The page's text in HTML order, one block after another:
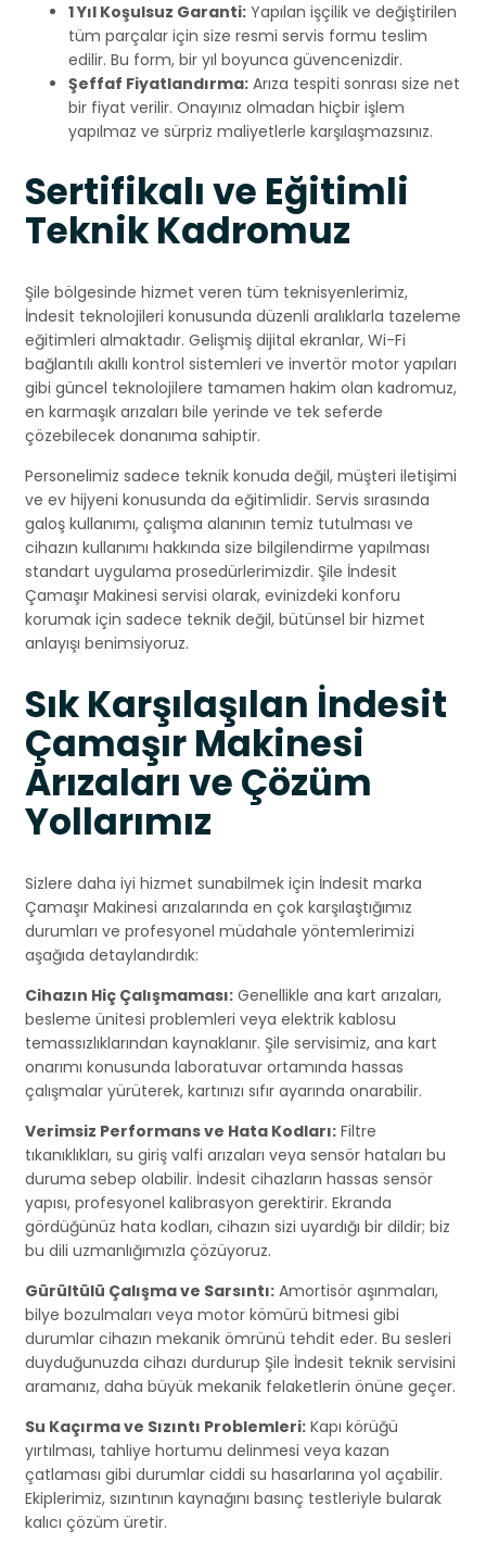
1 Yıl Koşulsuz Garanti: Yapılan işçilik ve değiştirilen
tüm parçalar için size resmi servis formu teslim
edilir. Bu form, bir yıl boyunca güvencenizdir.
Şeffaf Fiyatlandırma: Arıza tespiti sonrası size net
bir fiyat verilir. Onayınız olmadan hiçbir işlem
yapılmaz ve sürpriz maliyetlerle karşılaşmazsınız.
Sertifikalı ve Eğitimli
Teknik Kadromuz
Şile bölgesinde hizmet veren tüm teknisyenlerimiz,
İndesit teknolojileri konusunda düzenli aralıklarla tazeleme
eğitimleri almaktadır. Gelişmiş dijital ekranlar, Wi-Fi
bağlantılı akıllı kontrol sistemleri ve invertör motor yapıları
gibi güncel teknolojilere tamamen hakim olan kadromuz,
en karmaşık arızaları bile yerinde ve tek seferde
çözebilecek donanıma sahiptir.
Personelimiz sadece teknik konuda değil, müşteri iletişimi
ve ev hijyeni konusunda da eğitimlidir. Servis sırasında
galoş kullanımı, çalışma alanının temiz tutulması ve
cihazın kullanımı hakkında size bilgilendirme yapılması
standart uygulama prosedürlerimizdir. Şile İndesit
Çamaşır Makinesi servisi olarak, evinizdeki konforu
korumak için sadece teknik değil, bütünsel bir hizmet
anlayışı benimsiyoruz.
Sık Karşılaşılan İndesit
Çamaşır Makinesi
Arızaları ve Çözüm
Yollarımız
Sizlere daha iyi hizmet sunabilmek için İndesit marka
Çamaşır Makinesi arızalarında en çok karşılaştığımız
durumları ve profesyonel müdahale yöntemlerimizi
aşağıda detaylandırdık:
Cihazın Hiç Çalışmaması: Genellikle ana kart arızaları,
besleme ünitesi problemleri veya elektrik kablosu
temassızlıklarından kaynaklanır. Şile servisimiz, ana kart
onarımı konusunda laboratuvar ortamında hassas
çalışmalar yürüterek, kartınızı sıfır ayarında onarabilir.
Verimsiz Performans ve Hata Kodları: Filtre
tıkanıklıkları, su giriş valfi arızaları veya sensör hataları bu
duruma sebep olabilir. İndesit cihazların hassas sensör
yapısı, profesyonel kalibrasyon gerektirir. Ekranda
gördüğünüz hata kodları, cihazın sizi uyardığı bir dildir; biz
bu dili uzmanlığımızla çözüyoruz.
Gürültülü Çalışma ve Sarsıntı: Amortisör aşınmaları,
bilye bozulmaları veya motor kömürü bitmesi gibi
durumlar cihazın mekanik ömrünü tehdit eder. Bu sesleri
duyduğunuzda cihazı durdurup Şile İndesit teknik servisini
aramanız, daha büyük mekanik felaketlerin önüne geçer.
Su Kaçırma ve Sızıntı Problemleri: Kapı körüğü
yırtılması, tahliye hortumu delinmesi veya kazan
çatlaması gibi durumlar ciddi su hasarlarına yol açabilir.
Ekiplerimiz, sızıntının kaynağını basınç testleriyle bularak
kalıcı çözüm üretir.